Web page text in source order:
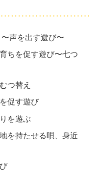
声を出す遊び〜
ちを促す遊び〜七つ
つ替え
促す遊び
を遊ぶ
を持たせる唄、身近